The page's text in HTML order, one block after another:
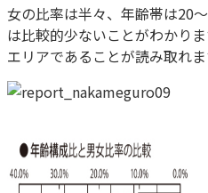
女の比率は半々、年齢帯は20
は比較的少ないことがわかり
エリアであることが読み取れま